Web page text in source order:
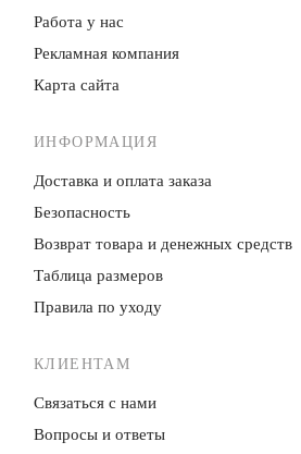
Работа у нас
Рекламная компания
Карта сайта
ИНФОРМАЦИЯ
Доставка и оплата заказа
Безопасность
Возврат товара и денежных средств
Таблица размеров
Правила по уходу
КЛИЕНТАМ
Связаться с нами
Вопросы и ответы